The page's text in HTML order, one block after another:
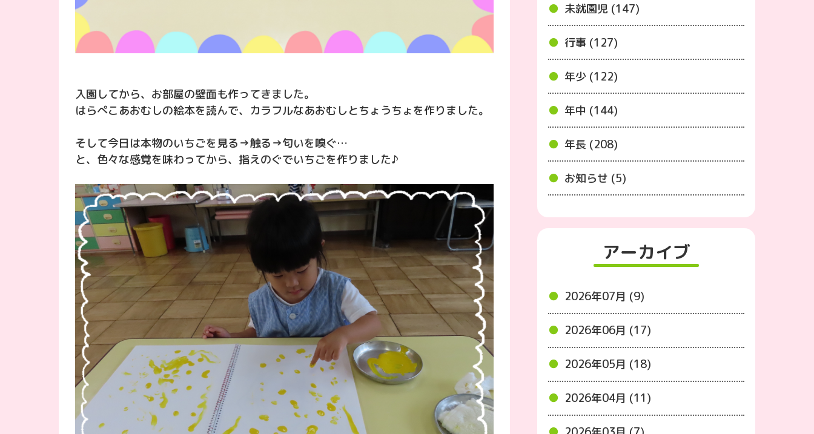
入園してから、お部屋の壁面も作ってきました。
はらぺこあおむしの絵本を読んで、カラフルなあおむしとちょうちょを作りました。
そして今日は本物のいちごを見る→触る→匂いを嗅ぐ…
と、色々な感覚を味わってから、指えのぐでいちごを作りました♪
未就園児 (147)
行事 (127)
年少 (122)
年中 (144)
年長 (208)
お知らせ (5)
アーカイブ
2026年07月 (9)
2026年06月 (17)
2026年05月 (18)
2026年04月 (11)